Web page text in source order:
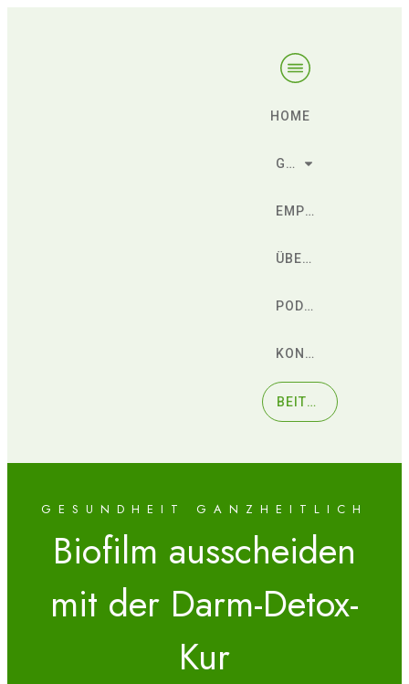
HOME
GESCHENKE
EMPFEHLUNGEN
ÜBER SÖREN
PODCAST
KONTAKT
BEITRETEN
GESUNDHEIT GANZHEITLICH
Biofilm ausscheiden
mit der Darm-Detox-
Kur